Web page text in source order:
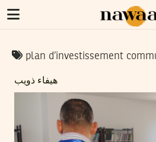
plan d’investissement
هيفاء ذويب